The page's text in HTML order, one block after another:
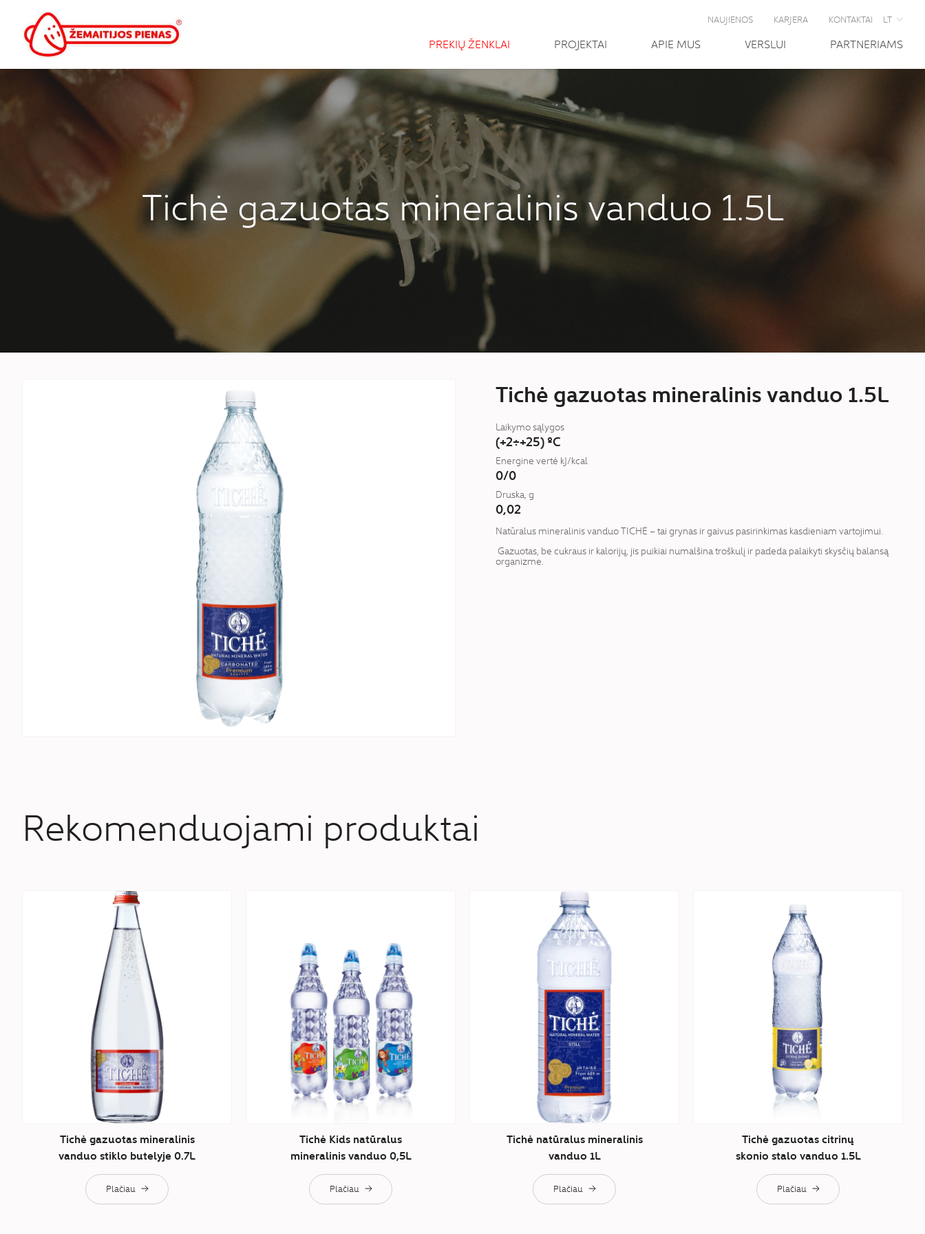
NAUJIENOS KARJERA KONTAKTAI LT
PREKIŲ ŽENKLAI PROJEKTAI APIE MUS VERSLUI PARTNERIAMS
Tichė gazuotas mineralinis vanduo 1.5L
Tichė gazuotas mineralinis vanduo 1.5L
Laikymo sąlygos
(+2÷+25) ºC
Energine verté kJ/kcal
0/0
Druska, g
0,02
Natūralus mineralinis vanduo TICHĖ – tai grynas ir gaivus pasirinkimas kasdieniam vartojimui.
Gazuotas, be cukraus ir kalorijų, jis puikiai numalšina troškulį ir padeda palaikyti skysčių balansą
organizme.
Rekomenduojami produktai
Tichė gazuotas mineralinis
vanduo stiklo butelyje 0.7L
Plačiau
Tichė Kids natūralus
mineralinis vanduo 0,5L
Plačiau
Tichė natūralus mineralinis
vanduo 1L
Plačiau
Tichė gazuotas citrinų
skonio stalo vanduo 1.5L
Plačiau